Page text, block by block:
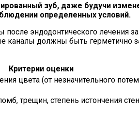
зуб, даже будучи
определенных условий.
после эндодонтического лечения
каналы должны быть герметично
Критерии оценки
цвета (от незначительного
трещин, степень истончения